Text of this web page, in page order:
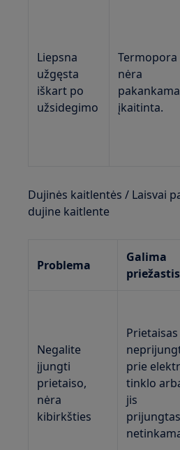
Liepsna
užgęsta
iškart po
užsidegimo
Termopora
nėra
įkaitinta.
Dujinės kaitlentės / Laisvai
dujine kaitlente
Problema
Galima
priežastis
Negalite
įjungti
prietaiso,
nėra
kibirkšties
Prietaisas
prie
tinklo
jis
prijungtas